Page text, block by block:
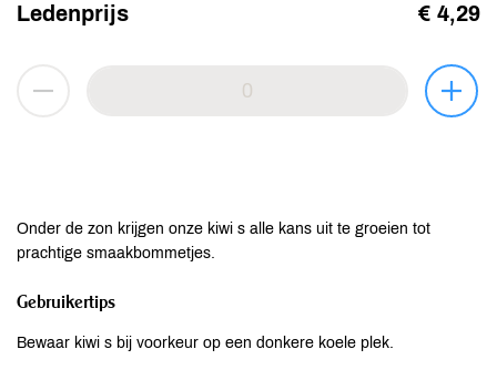
Ledenprijs € 4,29
Onder de zon krijgen onze kiwi s alle kans uit te groeien tot
prachtige smaakbommetjes.
Gebruikertips
Bewaar kiwi s bij voorkeur op een donkere koele plek.